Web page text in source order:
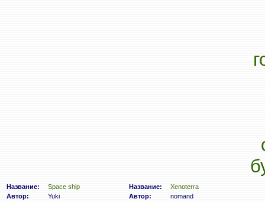
Название:
Space ship
Автор:
Yuki
Название:
Xenoterra
Автор:
nomand